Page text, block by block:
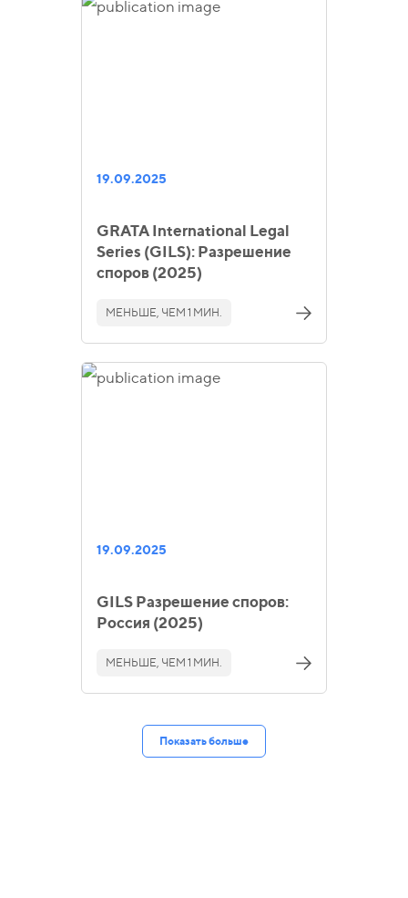
19.09.2025
GRATA International Legal
Series (GILS): Разрешение
споров (2025)
МЕНЬШЕ, ЧЕМ 1 МИН.
19.09.2025
GILS Разрешение споров:
Россия (2025)
МЕНЬШЕ, ЧЕМ 1 МИН.
Показать больше